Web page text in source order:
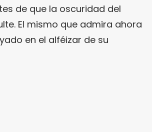
de que la oscuridad del
El mismo que admira ahora
en el alféizar de su